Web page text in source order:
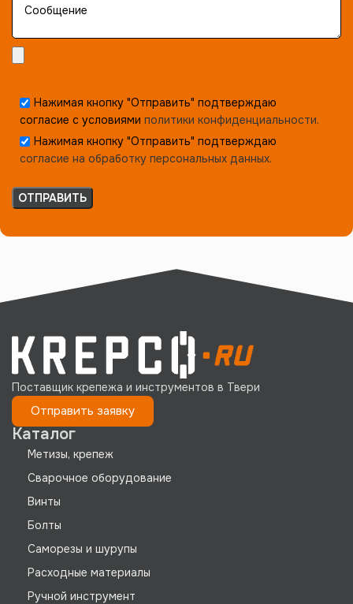
Нажимая кнопку "Отправить" подтверждаю
согласие с условиями политики конфиденциальности.
Нажимая кнопку "Отправить" подтверждаю
согласие на обработку персональных данных.
Поставщик крепежа и инструментов в Твери
Отправить заявку
Каталог
Метизы, крепеж
Сварочное оборудование
Винты
Болты
Саморезы и шурупы
Расходные материалы
Ручной инструмент